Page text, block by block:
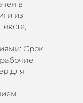
в
из
Срок
для